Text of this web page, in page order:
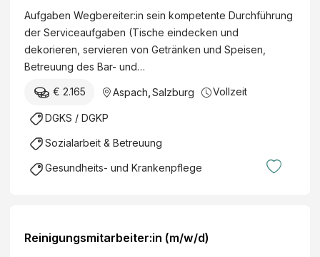
Aufgaben Wegbereiter:in sein kompetente Durchführung
der Serviceaufgaben (Tische eindecken und
dekorieren, servieren von Getränken und Speisen,
Betreuung des Bar- und…
€ 2.165 Aspach Salzburg Vollzeit
DGKS / DGKP
Sozialarbeit & Betreuung
Gesundheits- und Krankenpflege
Reinigungsmitarbeiter:in (m/w/d)